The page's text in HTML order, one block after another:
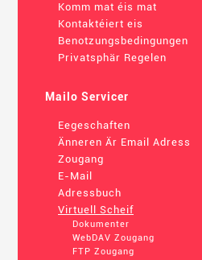
Komm mat éis mat
Kontaktéiert eis
Benotzungsbedingungen
Privatsphär Regelen
Mailo Servicer
Eegeschaften
Änneren Är Email Adress
Zougang
E-Mail
Adressbuch
Virtuell Scheif
Dokumenter
WebDAV Zougang
FTP Zougang